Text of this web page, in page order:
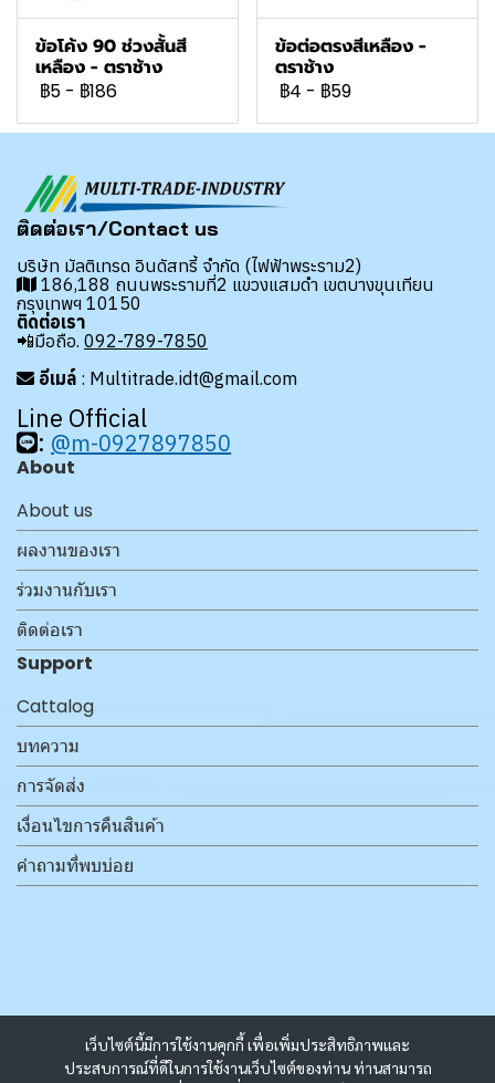
ข้อโค้ง 90 ช่วงสั้นสี
เหลือง - ตราช้าง
฿5 - ฿186
ข้อต่อตรงสีเหลือง -
ตราช้าง
฿4 - ฿59
เว็บไซต์นี้มีการใช้งานคุกกี้ เพื่อเพิ่มประสิทธิภาพและ
ประสบการณ์ที่ดีในการใช้งานเว็บไซต์ของท่าน ท่านสามารถ
ติดต่อเรา/Contact us
บริษัท มัลติเทรด อินดัสทรี้ จำกัด (ไฟฟ้าพระราม2)
186,188 ถนนพระรามที่2 แขวงแสมดำ เขตบางขุนเทียน
กรุงเทพฯ 10150
ติดต่อเรา
📲มือถือ. 092-789-7850
อีเมล์ : Multitrade.idt@gmail.com
Line Official
: @m-0927897850
About
About us
ผลงานของเรา
ร่วมงานกับเรา
ติดต่อเรา
Support
Cattalog
บทความ
การจัดส่ง
เงื่อนไขการคืนสินค้า
คำถามที่พบบ่อย